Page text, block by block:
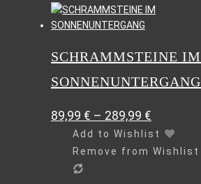
gewählt
werden
Dieses
Produkt
mehrere
auf.
Optionen
können
Produktseite
SCHRAMMSTEINE IM
SONNENUNTERGANG
89,99 € – 289,99 €
Add to Wishlist
Remove from Wishlist